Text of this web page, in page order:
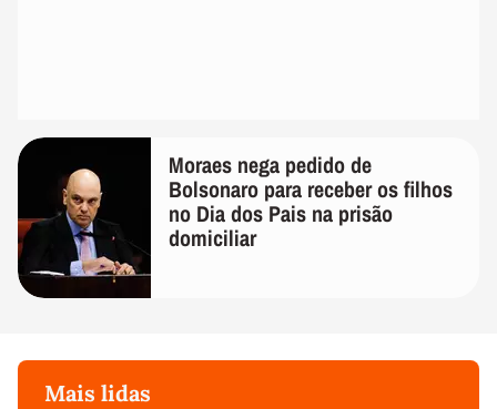
Moraes nega pedido de
Bolsonaro para receber os filhos
no Dia dos Pais na prisão
domiciliar
Mais lidas